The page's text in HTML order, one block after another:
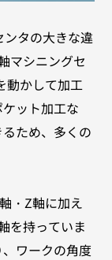
タの大きな違
マシニングセ
動かして加工
ット加工な
ため、多くの
・Z軸に加え
を持っていま
ワークの角度